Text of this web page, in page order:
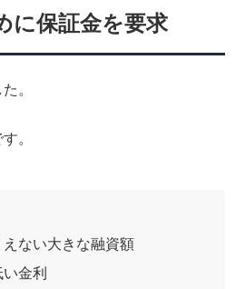
に保証金を要求
。
。
ない大きな融資額
金利